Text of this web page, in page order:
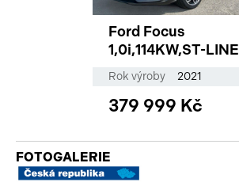
Ford Focus
1,0i,114KW,ST-LINE
Rok výroby 2021
379 999 Kč
FOTOGALERIE